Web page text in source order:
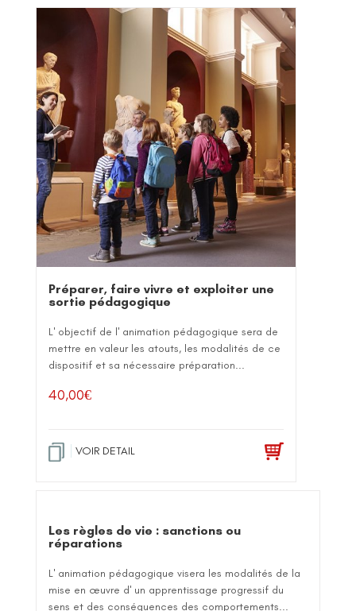
Préparer, faire vivre et exploiter une
sortie pédagogique
L' objectif de l' animation pédagogique sera de
mettre en valeur les atouts, les modalités de ce
dispositif et sa nécessaire préparation...
40,00€
VOIR DETAIL
Les règles de vie : sanctions ou
réparations
L' animation pédagogique visera les modalités de la
mise en œuvre d' un apprentissage progressif du
sens et des conséquences des comportements...